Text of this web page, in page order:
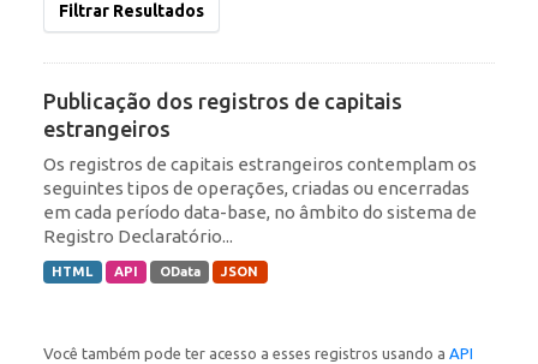
Filtrar Resultados
Publicação dos registros de capitais
estrangeiros
Os registros de capitais estrangeiros contemplam os
seguintes tipos de operações, criadas ou encerradas
em cada período data-base, no âmbito do sistema de
Registro Declaratório...
HTML API OData JSON
Você também pode ter acesso a esses registros usando a API